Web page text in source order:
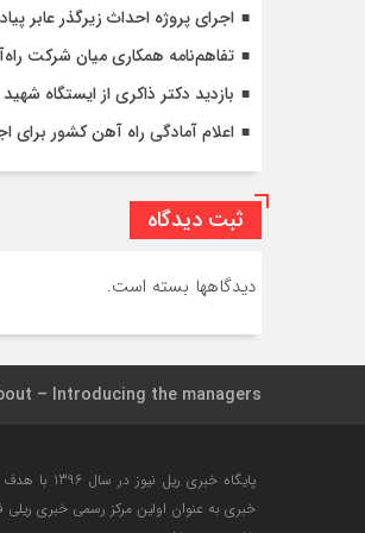
اجرای پروژه احداث زیرگذر عابر
تفاهم‌نامه همکاری میان شرکت
بازدید دکتر ذاکری از ایستگاه
اعلام آمادگی راه آهن کشور برای
ثبت دیدگاه
دیدگاهها بسته است.
– Introducing the managers
لیست کامل فضای مجازی کانال راه آهن
پایگاه
خبری به عنوان اولین مرکز رسمی خبری